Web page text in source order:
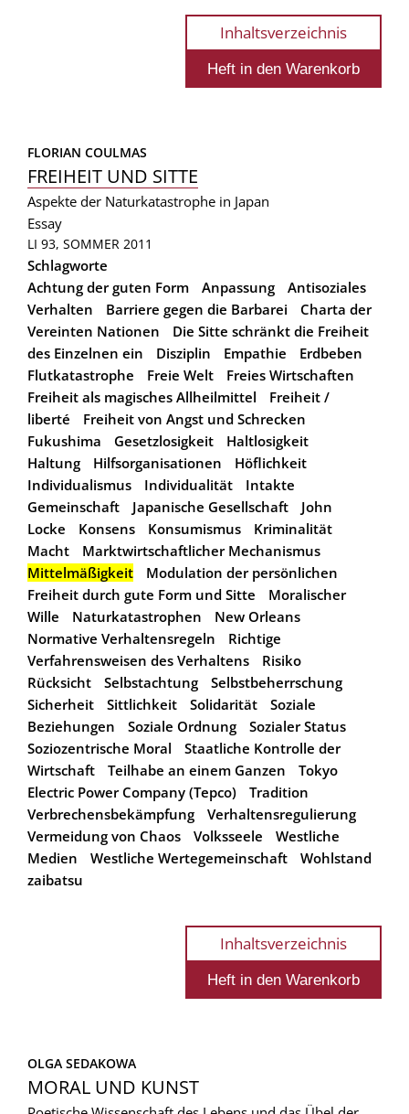
Inhaltsverzeichnis
FLORIAN COULMAS
FREIHEIT UND SITTE
Aspekte der Naturkatastrophe in Japan
Essay
LI 93, SOMMER 2011
Schlagworte
Achtung der guten Form
Anpassung
Antisoziales
Verhalten
Barriere gegen die Barbarei
Charta der
Vereinten Nationen
Die Sitte schränkt die Freiheit
des Einzelnen ein
Disziplin Empathie
Erdbeben
Flutkatastrophe
Freie Welt
Freies Wirtschaften
Freiheit als magisches Allheilmittel
Freiheit /
liberté
Freiheit von Angst und Schrecken
Fukushima
Gesetzlosigkeit
Haltlosigkeit
Haltung
Hilfsorganisationen
Höflichkeit
Individualismus
Individualität
Intakte
Gemeinschaft
Japanische Gesellschaft
John
Locke
Konsens Konsumismus
Kriminalität
Macht
Marktwirtschaftlicher Mechanismus
Mittelmäßigkeit
Modulation der persönlichen
Freiheit durch gute Form und Sitte
Moralischer
Wille
Naturkatastrophen
New Orleans
Normative Verhaltensregeln
Richtige
Verfahrensweisen des Verhaltens
Risiko
Rücksicht
Selbstachtung
Selbstbeherrschung
Sicherheit
Sittlichkeit Solidarität
Soziale
Beziehungen
Soziale Ordnung
Sozialer Status
Soziozentrische Moral
Staatliche Kontrolle der
Wirtschaft
Teilhabe an einem Ganzen
Tokyo
Electric Power Company (Tepco)
Tradition
Verbrechensbekämpfung
Verhaltensregulierung
Vermeidung von Chaos
Volksseele
Westliche
Medien
Westliche Wertegemeinschaft
Wohlstand
zaibatsu
Inhaltsverzeichnis
OLGA SEDAKOWA
MORAL UND KUNST